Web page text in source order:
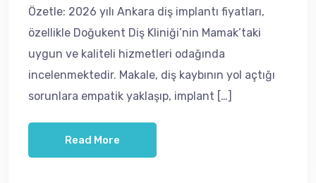
Özetle: 2026 yılı Ankara diş implantı fiyatları,
özellikle Doğukent Diş Kliniği’nin Mamak’taki
uygun ve kaliteli hizmetleri odağında
incelenmektedir. Makale, diş kaybının yol açtığı
sorunlara empatik yaklaşıp, implant […]
Read More